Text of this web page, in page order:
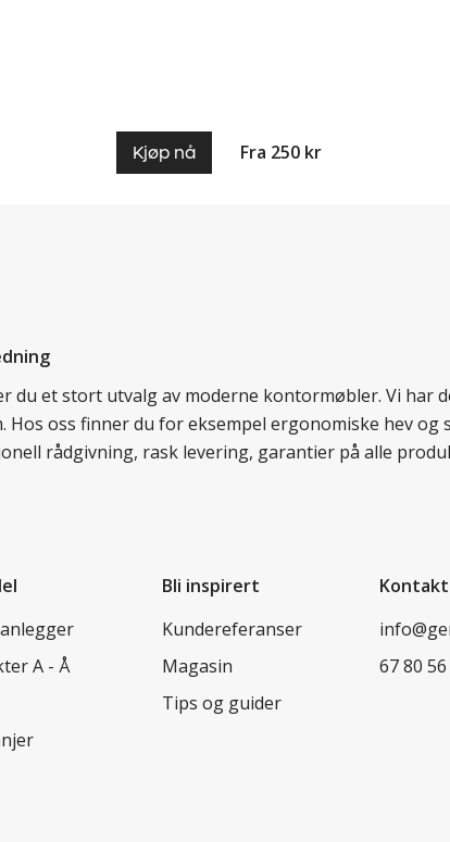
Kjøp nå Fra 250 kr
et stort utvalg av moderne kontormøbler. Vi har
oss finner du for eksempel ergonomiske hev
rådgivning, rask levering, garantier på alle
A - Å
Bli inspirert
Kundereferanser
Magasin
Tips og guider
Kontakt
67 80